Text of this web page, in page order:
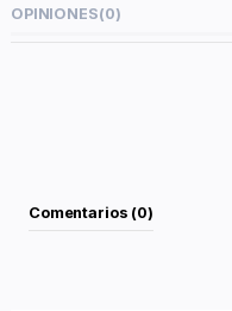
OPINIONES(0)
Comentarios (0)